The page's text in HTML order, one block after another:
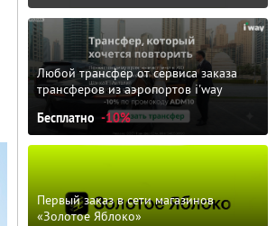
Любой трансфер от сервиса заказа
трансферов из аэропортов i'way
Бесплатно -10%
Первый заказ в сети магазинов
«Золотое Яблоко»